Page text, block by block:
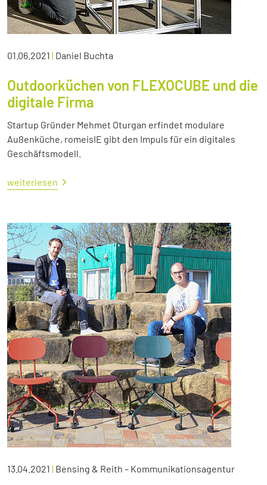
01.06.2021 | Daniel Buchta
Outdoorküchen von FLEXOCUBE und die
digitale Firma
Startup Gründer Mehmet Oturgan erfindet modulare
Außenküche, romeisIE gibt den Impuls für ein digitales
Geschäftsmodell.
weiterlesen
13.04.2021 | Bensing & Reith – Kommunikationsagentur